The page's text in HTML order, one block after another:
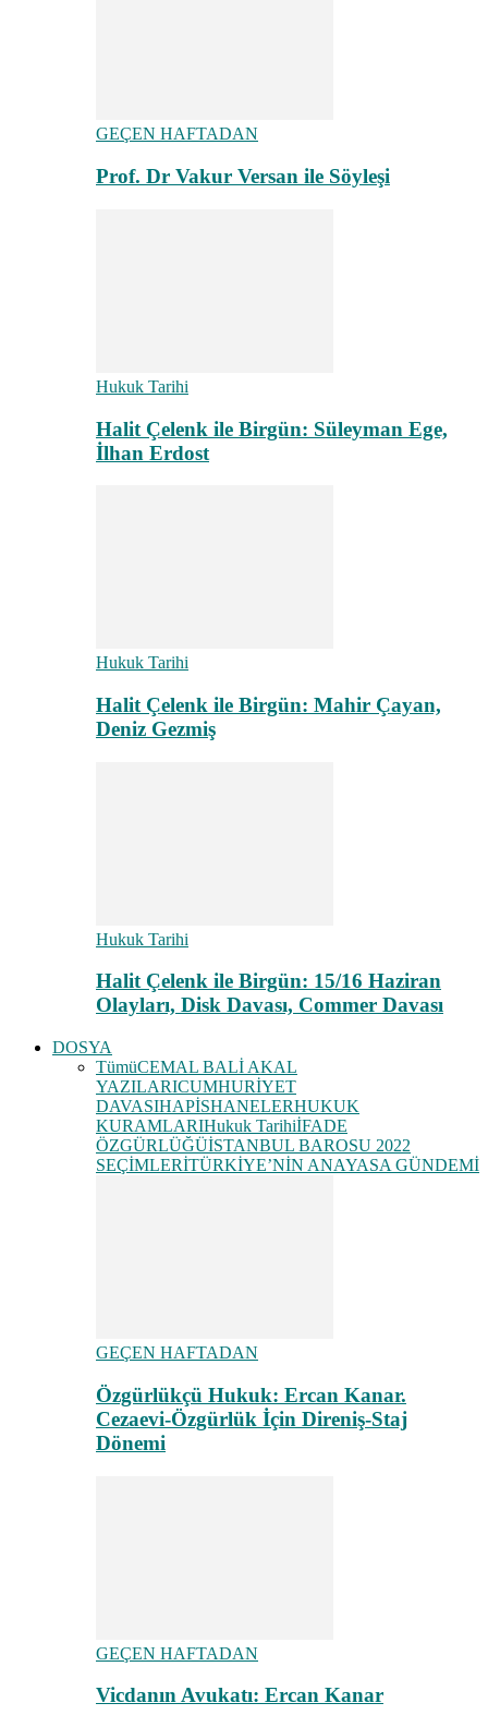
GEÇEN HAFTADAN
Prof. Dr Vakur Versan ile Söyleşi
Hukuk Tarihi
Halit Çelenk ile Birgün: Süleyman Ege,
İlhan Erdost
Hukuk Tarihi
Halit Çelenk ile Birgün: Mahir Çayan,
Deniz Gezmiş
Hukuk Tarihi
Halit Çelenk ile Birgün: 15/16 Haziran
Olayları, Disk Davası, Commer Davası
DOSYA
TümüCEMAL BALİ AKAL
YAZILARICUMHURİYET
DAVASIHAPİSHANELERHUKUK
KURAMLARIHukuk TarihiİFADE
ÖZGÜRLÜĞÜİSTANBUL BAROSU 2022
SEÇİMLERİTÜRKİYE’NİN ANAYASA GÜNDEMİ
GEÇEN HAFTADAN
Özgürlükçü Hukuk: Ercan Kanar.
Cezaevi-Özgürlük İçin Direniş-Staj
Dönemi
GEÇEN HAFTADAN
Vicdanın Avukatı: Ercan Kanar